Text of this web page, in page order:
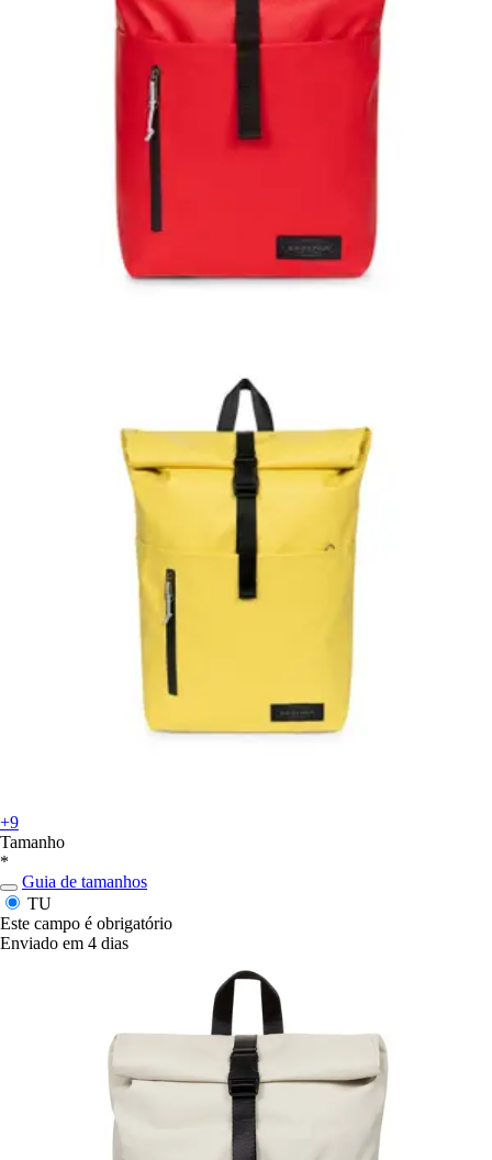
+9
Tamanho
*
Guia de tamanhos
TU
Este campo é obrigatório
Enviado em 4 dias